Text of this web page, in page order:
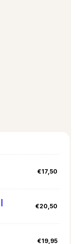
€17,50
€20,50
€19,95